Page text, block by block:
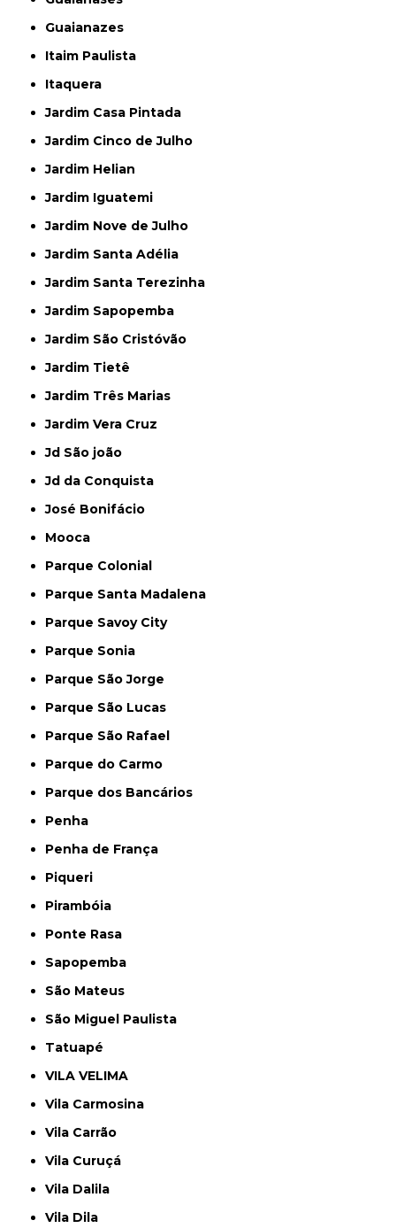
Guaianazes
Itaim Paulista
Itaquera
Jardim Casa Pintada
Jardim Cinco de Julho
Jardim Helian
Jardim Iguatemi
Jardim Nove de Julho
Jardim Santa Adélia
Jardim Santa Terezinha
Jardim Sapopemba
Jardim São Cristóvão
Jardim Tietê
Jardim Três Marias
Jardim Vera Cruz
Jd São joão
Jd da Conquista
José Bonifácio
Mooca
Parque Colonial
Parque Santa Madalena
Parque Savoy City
Parque Sonia
Parque São Jorge
Parque São Lucas
Parque São Rafael
Parque do Carmo
Parque dos Bancários
Penha
Penha de França
Piqueri
Pirambóia
Ponte Rasa
Sapopemba
São Mateus
São Miguel Paulista
Tatuapé
VILA VELIMA
Vila Carmosina
Vila Carrão
Vila Curuçá
Vila Dalila
Vila Dila